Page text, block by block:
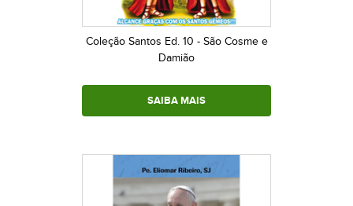
Coleção Santos Ed. 10 - São Cosme e
Damião
SAIBA MAIS